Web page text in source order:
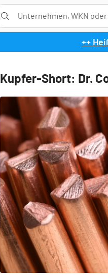
++
Kupfer-Short: Dr.